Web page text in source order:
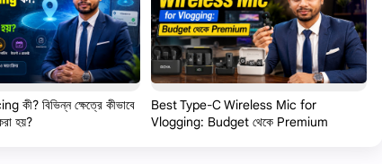
কী? বিভিন্ন ক্ষেত্রে কীভাবে
হয়?
Best Type-C Wireless Mic for
Vlogging: Budget থেকে Premium